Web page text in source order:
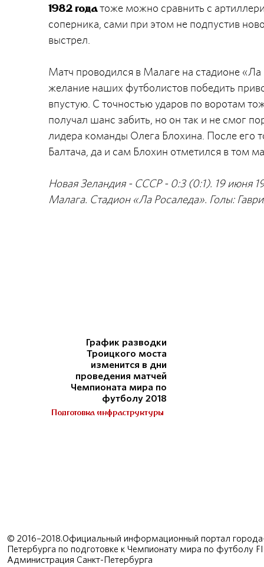
1982 годатоже можно сравнить с
соперника, сами при этом не подпустив
выстрел.
Матч проводился в Малаге на стадионе
желание наших футболистов победить
впустую. С точностью ударов по воротам
получал шанс забить, но он так и не смог
лидера команды Олега Блохина. После его
Балтача, да и сам Блохин отметился в том
Новая Зеландия - СССР - 0:3 (0:1). 19 июня
Малага. Стадион «Ла Росаледа». Голы:
График разводки
Троицкого моста
изменится в дни
проведения матчей
Чемпионата мира по
футболу 2018
Подготовка инфраструктуры
© 2016–2018.Официальный информационный портал
Петербурга по подготовке к Чемпионату мира по футболу
Администрация Санкт-Петербурга